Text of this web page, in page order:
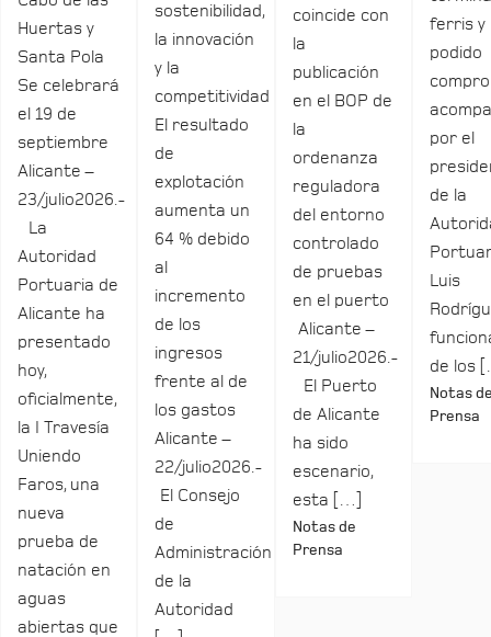
Huertas y
Santa Pola
Se celebrará
el 19 de
septiembre
Alicante –
23/julio2026.-
La
Autoridad
Portuaria de
Alicante ha
presentado
hoy,
oficialmente,
la I Travesía
Uniendo
Faros, una
nueva
prueba de
natación en
aguas
abiertas que
sostenibilidad,
la innovación
y la
competitividad
El resultado
de
explotación
aumenta un
64 % debido
al
incremento
de los
ingresos
frente al de
los gastos
Alicante –
22/julio2026.-
El Consejo
de
Administración
de la
Autoridad
coincide con
la
publicación
en el BOP de
la
ordenanza
reguladora
del entorno
controlado
de pruebas
en el puerto
Alicante –
21/julio2026.-
El Puerto
de Alicante
ha sido
escenario,
esta […]
Notas de
Prensa
ferris y
podido
por el
de la
Luis
de los
Notas
Prensa